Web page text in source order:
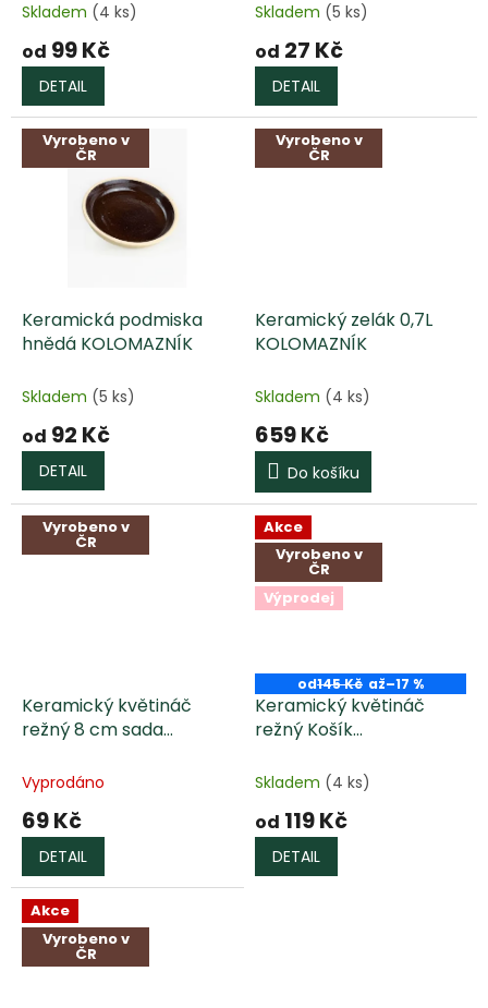
Skladem (4 ks)
od 99 Kč
DETAIL
Skladem (5 ks)
od 27 Kč
DETAIL
Vyrobeno v
ČR
Keramická podmiska
hnědá KOLOMAZNÍK
Skladem (5 ks)
od 92 Kč
DETAIL
Vyrobeno v
ČR
Keramický zelák 0,7L
KOLOMAZNÍK
Skladem (4 ks)
659 Kč
Do košíku
Vyrobeno v
ČR
Keramický květináč
režný 8 cm sada
Vyprodáno
69 Kč
DETAIL
Akce
Vyrobeno v
ČR
Výprodej
od145 Kč až–17 %
Keramický květináč
režný Košík
Skladem (4 ks)
od 119 Kč
DETAIL
Akce
Vyrobeno v
ČR